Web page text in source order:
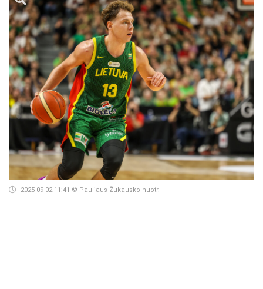
2025-09-02 11:41 © Pauliaus Žukausko nuotr.